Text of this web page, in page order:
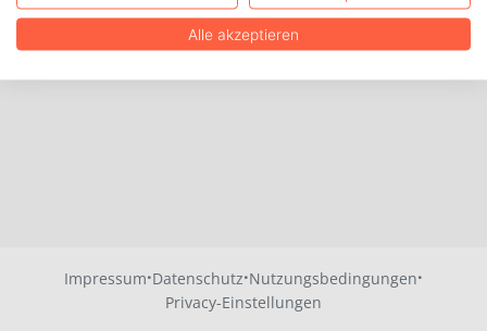
Impressum·Datenschutz·Nutzungsbedingungen·
Privacy-Einstellungen
Alle akzeptieren